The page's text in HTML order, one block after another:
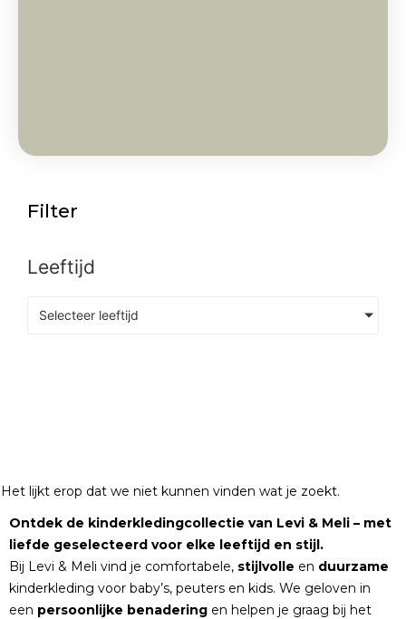
Filter
Leeftijd
Selecteer leeftijd
Het lijkt erop dat we niet kunnen vinden wat je zoekt.
Ontdek de kinderkledingcollectie van Levi & Meli – met
liefde geselecteerd voor elke leeftijd en stijl.
Bij Levi & Meli vind je comfortabele, stijlvolle en duurzame
kinderkleding voor baby’s, peuters en kids. We geloven in
een persoonlijke benadering en helpen je graag bij het